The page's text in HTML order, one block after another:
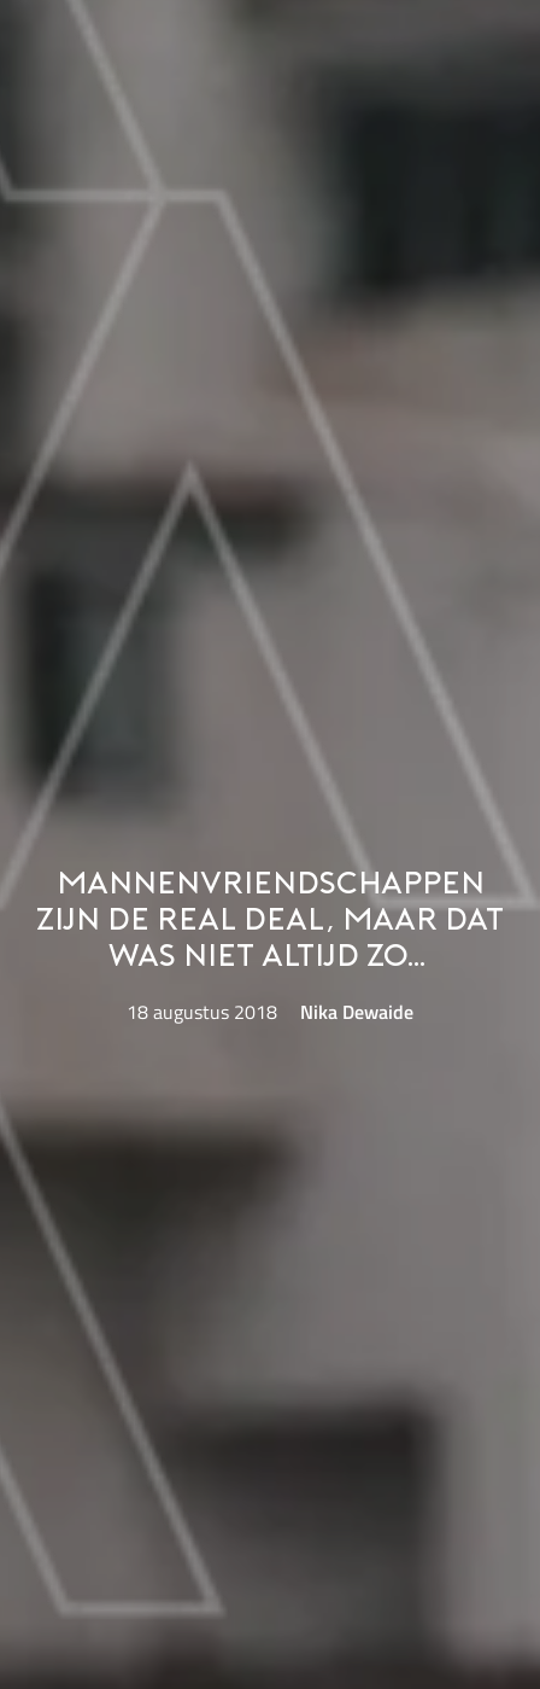
Mannenvriendschappen
zijn de real deal, maar dat
was niet altijd zo…
18 augustus 2018 Nika Dewaide